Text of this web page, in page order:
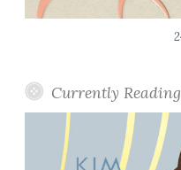
Currently